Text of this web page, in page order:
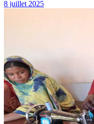
8 juillet 2025